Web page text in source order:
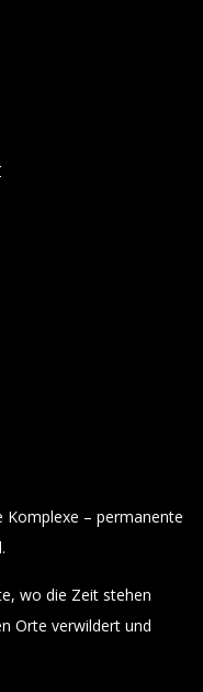
Komplexe – permanente
wo die Zeit stehen
Orte verwildert und